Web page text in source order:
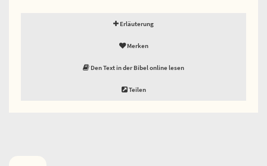
Erläuterung
Merken
Den Text in der Bibel online lesen
Teilen